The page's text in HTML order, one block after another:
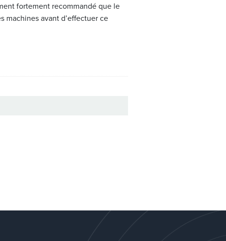
fortement recommandé que le
machines avant d’effectuer ce